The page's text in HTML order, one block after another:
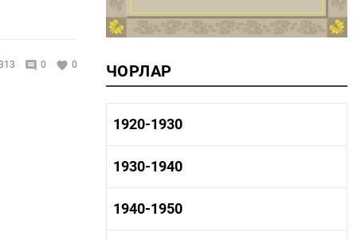
0 0 ЧОРЛАР
1920-1930
1920-1930 тарих
1920-1930 мәдәният
1930-1940
1930-1940 тарих
1930-1940 мәдәният
1940-1950